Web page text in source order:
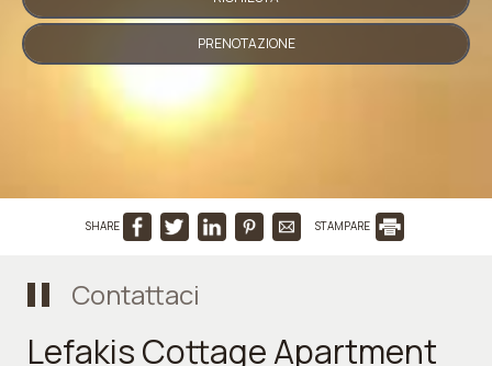
PRENOTAZIONE
SHARE STAMPARE
Contattaci
Lefakis Cottage Apartment